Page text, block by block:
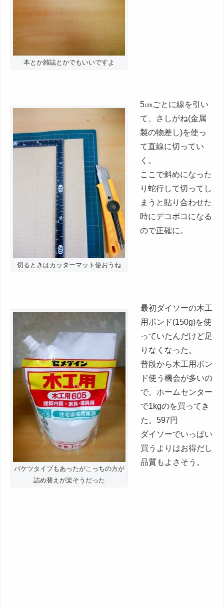
本とか雑誌とかでもいいですよ
切るときはカッターマット使おうね
5㎝ごとに線を引い
て、さしがね(金属
製の物差し)を使っ
て直線に切ってい
く。
ここで斜めになった
り蛇行して切ってし
まうと貼り合わせた
時にデコボコになる
ので正確に。
バケツタイプもあったがこっちの方が
詰め替えが楽そうだった
最初ダイソーの木工
用ボンド(150g)を使
っていたんだけど足
りなくなった。
普段から木工用ボン
ド使う機会が多いの
で、ホームセンター
で1kgのを買ってき
た。597円
ダイソーでいっぱい
買うよりはお得だし
品質もよさそう。